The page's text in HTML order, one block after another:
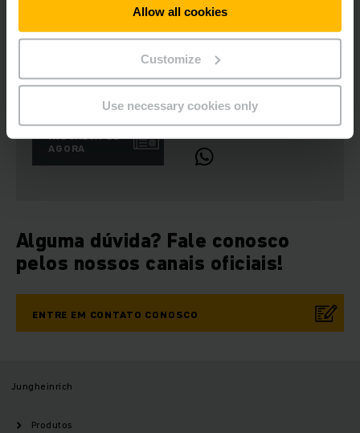
Allow all cookies
Customize
Use necessary cookies only
Newsletters
INSCREVA-SE
AGORA
Redes Sociais
Alguma dúvida? Fale conosco
pelos nossos canais oficiais!
ENTRE EM CONTATO CONOSCO
Jungheinrich
Produtos